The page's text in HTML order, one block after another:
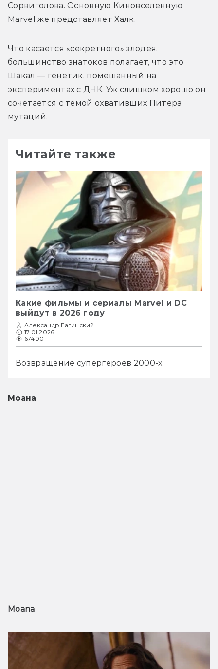
Сорвиголова. Основную Киновселенную
Marvel же представляет Халк.
Что касается «секретного» злодея,
большинство знатоков полагает, что это
Шакал — генетик, помешанный на
экспериментах с ДНК. Уж слишком хорошо он
сочетается с темой охвативших Питера
мутаций.
Читайте также
Какие фильмы и сериалы Marvel и DC
выйдут в 2026 году
Александр Гагинский
17.01.2026
67400
Возвращение супергероев 2000-х.
Моана
Moana